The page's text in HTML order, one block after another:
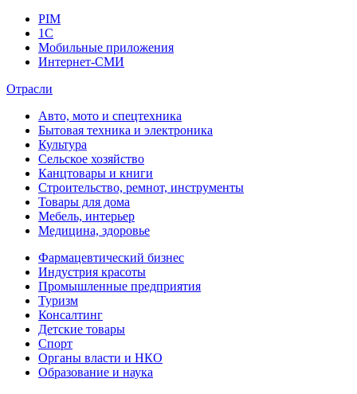
PIM
1C
Мобильные приложения
Интернет-СМИ
Отрасли
Авто, мото и спецтехника
Бытовая техника и электроника
Культура
Сельское хозяйство
Канцтовары и книги
Строительство, ремнот, инструменты
Товары для дома
Мебель, интерьер
Медицина, здоровье
Фармацевтический бизнес
Индустрия красоты
Промышленные предприятия
Туризм
Консалтинг
Детские товары
Спорт
Органы власти и НКО
Образование и наука